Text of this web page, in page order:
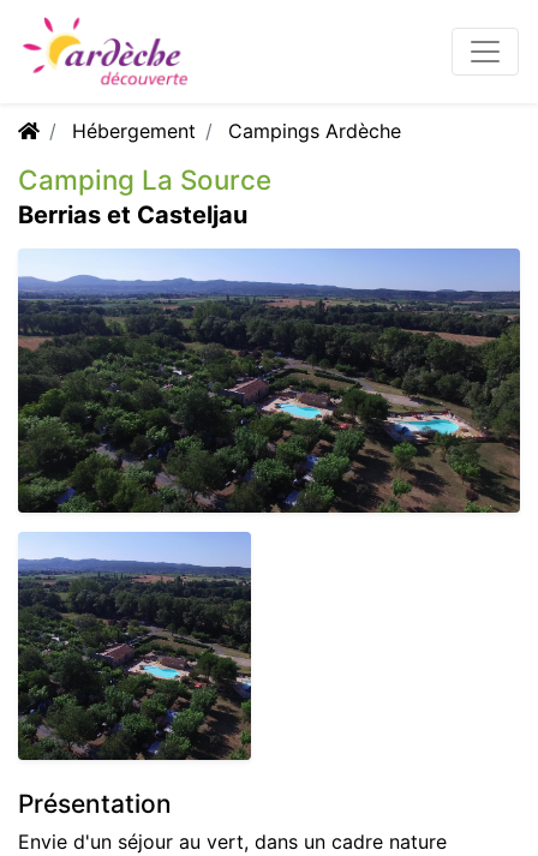
Hébergement Campings Ardèche
Camping La Source
Berrias et Casteljau
Présentation
Envie d'un séjour au vert, dans un cadre nature